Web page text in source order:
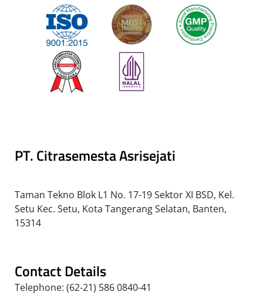
PT. Citrasemesta Asrisejati
Taman Tekno Blok L1 No. 17-19 Sektor XI BSD, Kel.
Setu Kec. Setu, Kota Tangerang Selatan, Banten,
15314
Contact Details
Telephone: (62-21) 586 0840-41